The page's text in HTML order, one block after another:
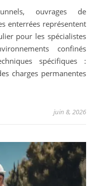
enterrées représentent
pour les spécialistes
confinés
spécifiques :
charges permanentes
juin 8, 2026